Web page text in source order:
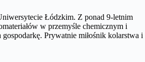
Łódzkim. Z ponad 9-letnim
w przemyśle chemicznym i
Prywatnie miłośnik kolarstwa i